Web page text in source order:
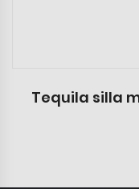
Tequila silla